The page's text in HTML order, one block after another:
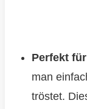
Perfekt
man
tröstet.